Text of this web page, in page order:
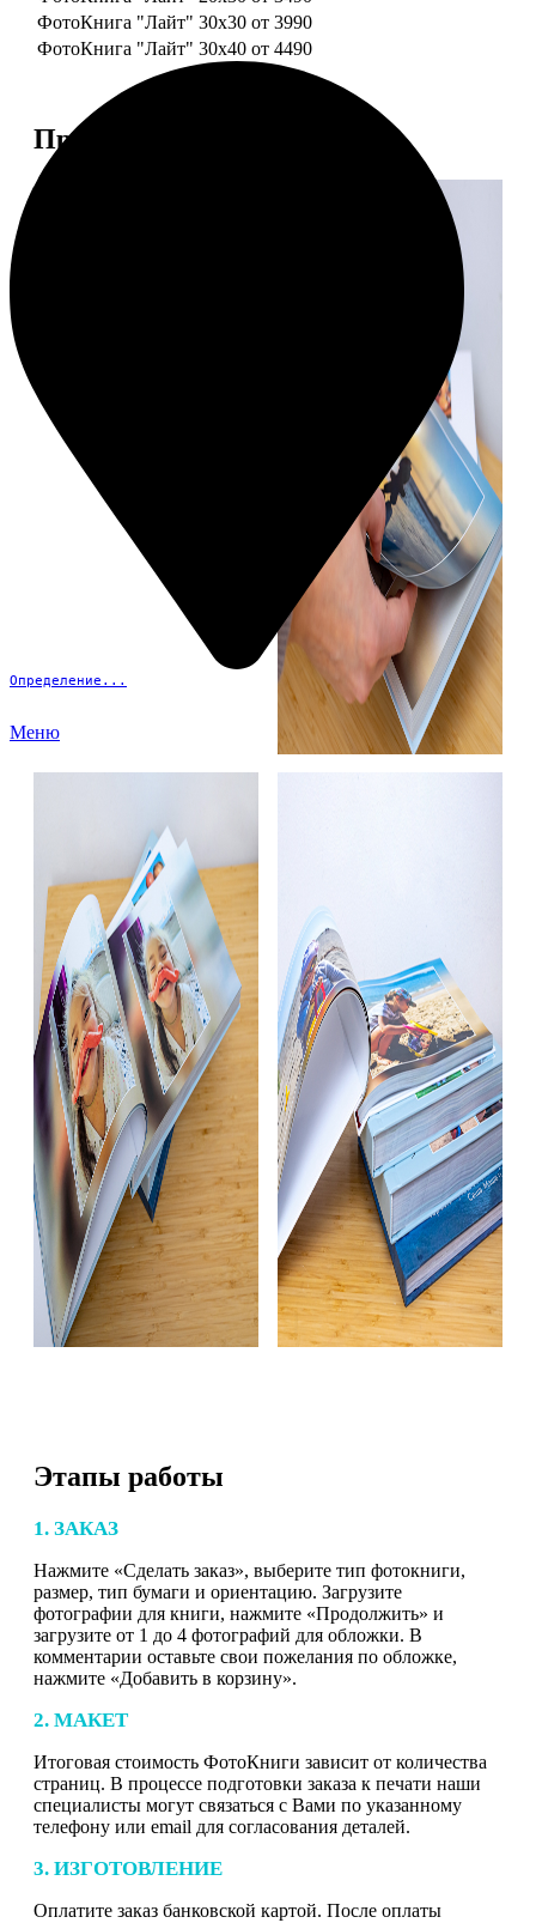
Определение...
Меню
ФотоКнига "Лайт" 30x30 от 3990
ФотоКнига "Лайт" 30x40 от 4490
Примеры работ
Этапы работы
1. ЗАКАЗ
Нажмите «Сделать заказ», выберите тип фотокниги,
размер, тип бумаги и ориентацию. Загрузите
фотографии для книги, нажмите «Продолжить» и
загрузите от 1 до 4 фотографий для обложки. В
комментарии оставьте свои пожелания по обложке,
нажмите «Добавить в корзину».
2. МАКЕТ
Итоговая стоимость ФотоКниги зависит от количества
страниц. В процессе подготовки заказа к печати наши
специалисты могут связаться с Вами по указанному
телефону или email для согласования деталей.
3. ИЗГОТОВЛЕНИЕ
Оплатите заказ банковской картой. После оплаты